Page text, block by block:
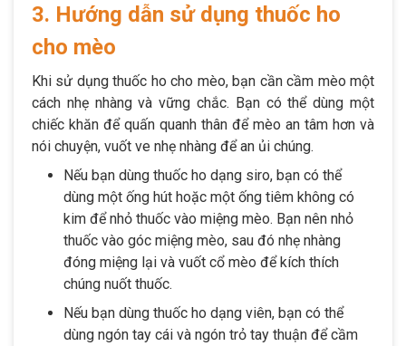
3. Hướng dẫn sử dụng thuốc ho
cho mèo
Khi sử dụng thuốc ho cho mèo, bạn cần cầm mèo một
cách nhẹ nhàng và vững chắc. Bạn có thể dùng một
chiếc khăn để quấn quanh thân để mèo an tâm hơn và
nói chuyện, vuốt ve nhẹ nhàng để an ủi chúng.
Nếu bạn dùng thuốc ho dạng siro, bạn có thể
dùng một ống hút hoặc một ống tiêm không có
kim để nhỏ thuốc vào miệng mèo. Bạn nên nhỏ
thuốc vào góc miệng mèo, sau đó nhẹ nhàng
đóng miệng lại và vuốt cổ mèo để kích thích
chúng nuốt thuốc.
Nếu bạn dùng thuốc ho dạng viên, bạn có thể
dùng ngón tay cái và ngón trỏ tay thuận để cầm